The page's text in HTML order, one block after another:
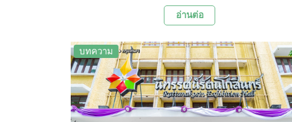
ขนาดใหญ่ วันนี้ทาง Palanla จึงได้รวบรวม 42 สถาน
ที่ท่องเที่ยวยอดนิยมในกรุงเทพมหานครมาฝากทุก
ท่านเพื่อเป็นแนวทางและเช็คลิสท์สำหรับการท่อง
เที่ยวในวันหยุดที่จะถึงนี้กัน
อ่านต่อ
บทความ